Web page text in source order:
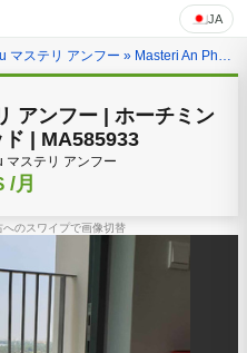
マステリ アンフー » Masteri An Phu マステリ アンフー | ホーチミン2区の賃貸 2ベッド | MA585933
アンフー | ホーチミン
2区の賃貸 2ベッド | MA585933
マステリ アンフー
/月
のスワイプで画像切替
JA